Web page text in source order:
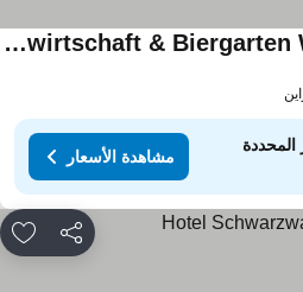
Ott's Hotel Weinwirtschaft & Biergarten Weil am Rhein/Basel
مشاهدة الأسعار
مشاركة